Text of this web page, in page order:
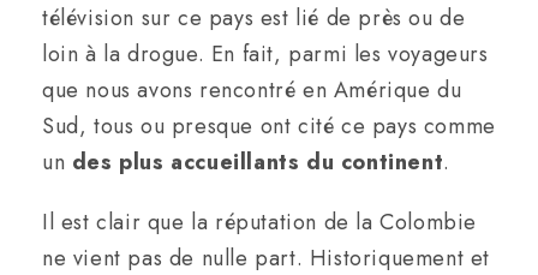
télévision sur ce pays est lié de près ou de
loin à la drogue. En fait, parmi les voyageurs
que nous avons rencontré en Amérique du
Sud, tous ou presque ont cité ce pays comme
un des plus accueillants du continent.
Il est clair que la réputation de la Colombie
ne vient pas de nulle part. Historiquement et